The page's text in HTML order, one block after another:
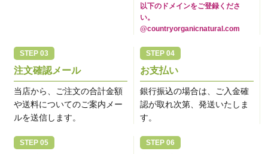
以下のドメインをご登録くださ
い。
@countryorganicnatural.com
注文確認メール
当店から、ご注文の合計金額
や送料についてのご案内メー
ルを送信します。
お支払い
銀行振込の場合は、ご入金確
認が取れ次第、発送いたしま
す。